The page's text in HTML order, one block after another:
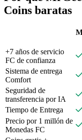
Coins baratas
+7 años de servicio
FC de confianza
Sistema de entrega
Comfort
Seguridad de
transferencia por IA
Tiempo de Entrega
Precio por 1 millón de
Monedas FC